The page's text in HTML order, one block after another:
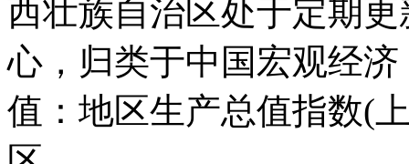
西壮族自治区处于定期
心，归类于中国宏观经
值：地区生产总值指数(